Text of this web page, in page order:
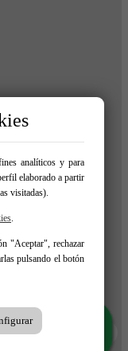
analíticos y para
elaborado a partir
visitadas).
.
"Aceptar", rechazar
pulsando el botón